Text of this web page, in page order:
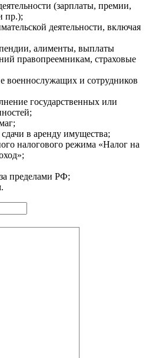
(зарплаты, премии,
пр.);
деятельности, включая
алименты, выплаты
правопреемникам, страховые
военнослужащих и сотрудников
государственных или
в аренду имущества;
налогового режима «Налог на
пределами РФ;